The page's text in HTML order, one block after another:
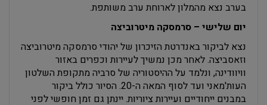
בערב נצא מהמלון לארוחת ערב משותפת.
יום שלישי – סרמסקה מיטרוביצה
נצא לביקור באנדרטת הזיכרון של יהודי סרמסקה מיטרוביצה
וזאסביצה. לאחר מכן נמשיך לעיירות וכפרים באזור
וויוודינה, ונלמד על ההיסטוריה של סרביה מתקופת השלטון
העות'מאני ועד לסוף המאה ה-20. הסיור כולל ביקור
במבנים ייחודיים ועיירות ציוריות. יינתן גם זמן חופשי לפני